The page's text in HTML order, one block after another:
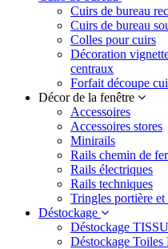
Cuirs de bureau
Cuirs de bureau
Colles pour cuirs
Décoration
centraux
Forfait découpe
Décor de la fenêtre
Accessoires
Accessoires stores
Minirails
Rails chemin de fer
Rails électriques
Rails techniques
Tringles portière et
Déstockage
Déstockage
Déstockage